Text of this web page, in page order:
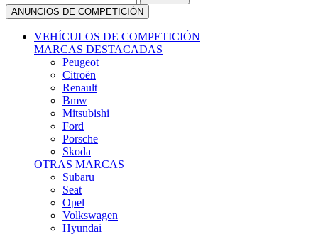
VEHÍCULOS DE COMPETICIÓN
MARCAS DESTACADAS
Peugeot
Citroën
Renault
Bmw
Mitsubishi
Ford
Porsche
Skoda
OTRAS MARCAS
Subaru
Seat
Opel
Volkswagen
Hyundai
Fiat, Alfa Romeo, Lancia, Jeep